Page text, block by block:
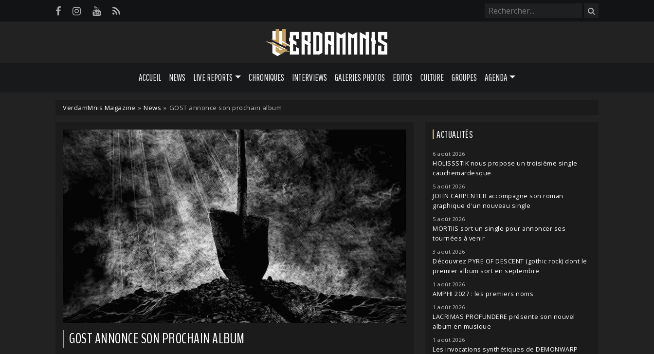
ACCUEIL NEWS LIVE REPORTS CHRONIQUES INTERVIEWS GALERIES PHOTOS EDITOS CULTURE GROUPES AGENDA
VerdamMnis Magazine » News » GOST annonce son prochain album
GOST ANNONCE SON PROCHAIN ALBUM
ACTUALITÉS
6 août 2026
HOLISSSTIK nous propose un troisième single
cauchemardesque
5 août 2026
JOHN CARPENTER accompagne son roman
graphique d'un nouveau single
5 août 2026
MORTIIS sort un single pour annoncer ses
tournées à venir
3 août 2026
Découvrez PYRE OF DESCENT (gothic rock) dont le
premier album sort en septembre
1 août 2026
AMPHI 2027 : les premiers noms
1 août 2026
LACRIMAS PROFUNDERE présente son nouvel
album en musique
1 août 2026
Les invocations synthétiques de DEMONWARP
Panneau de gestion des cookies